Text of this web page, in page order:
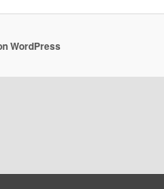
WordPress